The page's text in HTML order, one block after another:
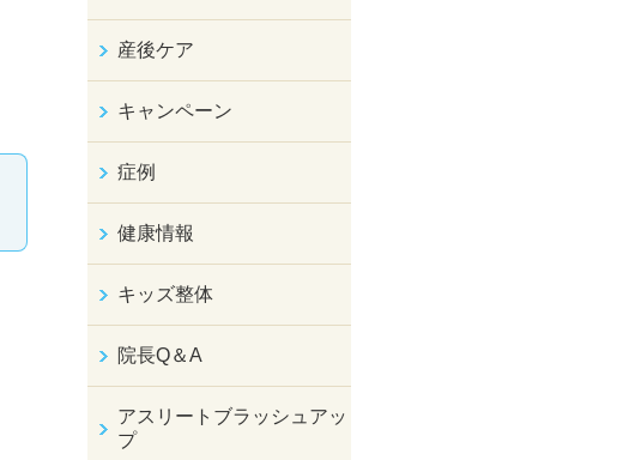
産後ケア
キャンペーン
症例
健康情報
キッズ整体
院長Q＆A
アスリートブラッシュアッ
プ